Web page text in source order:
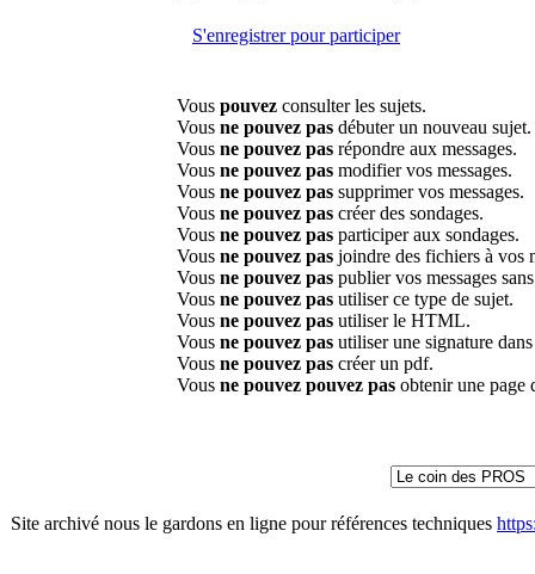
S'enregistrer pour participer
Vous pouvez consulter les sujets.
Vous ne pouvez pas débuter un nouveau sujet.
Vous ne pouvez pas répondre aux messages.
Vous ne pouvez pas modifier vos messages.
Vous ne pouvez pas supprimer vos messages.
Vous ne pouvez pas créer des sondages.
Vous ne pouvez pas participer aux sondages.
Vous ne pouvez pas joindre des fichiers à vos
Vous ne pouvez pas publier vos messages
Vous ne pouvez pas utiliser ce type de sujet.
Vous ne pouvez pas utiliser le HTML.
Vous ne pouvez pas utiliser une signature
Vous ne pouvez pas créer un pdf.
Vous ne pouvez pouvez pas obtenir une page
Site archivé nous le gardons en ligne pour références techniques